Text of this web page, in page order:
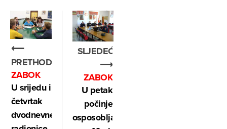
⟵
PRETHODNO
ZABOK
U srijedu i
četvrtak
dvodnevne
SLJEDEĆE
⟶
ZABOK
U petak
počinje
osposobljavanje